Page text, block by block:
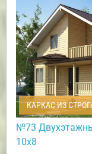
КАРКАС ИЗ
№73
10х8